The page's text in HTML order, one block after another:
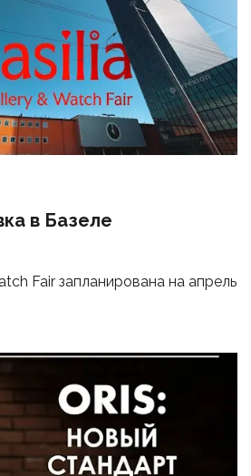
в Базеле
Fair запланирована на апрель